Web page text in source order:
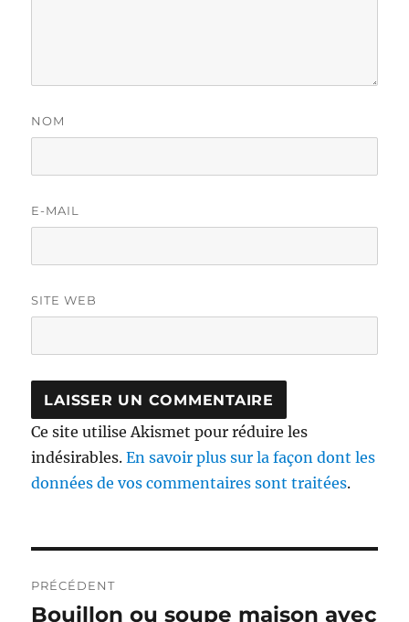
NOM
E-MAIL
SITE WEB
Ce site utilise Akismet pour réduire les
indésirables.En savoir plus sur la façon dont les
données de vos commentaires sont traitées.
de
PRÉCÉDENT
Publication
Bouillon ou soupe maison avec